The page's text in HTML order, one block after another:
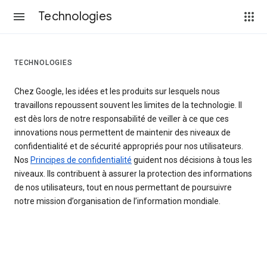
Technologies
TECHNOLOGIES
Chez Google, les idées et les produits sur lesquels nous
travaillons repoussent souvent les limites de la technologie. Il
est dès lors de notre responsabilité de veiller à ce que ces
innovations nous permettent de maintenir des niveaux de
confidentialité et de sécurité appropriés pour nos utilisateurs.
Nos Principes de confidentialité guident nos décisions à tous les
niveaux. Ils contribuent à assurer la protection des informations
de nos utilisateurs, tout en nous permettant de poursuivre
notre mission d’organisation de l’information mondiale.